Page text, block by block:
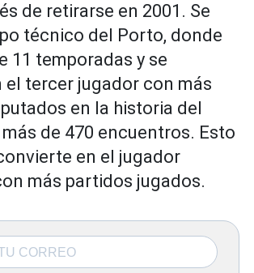
de retirarse en 2001. Se
técnico del Porto, donde
11 temporadas y se
tercer jugador con más
en la historia del
de 470 encuentros. Esto
en el jugador
más partidos jugados.